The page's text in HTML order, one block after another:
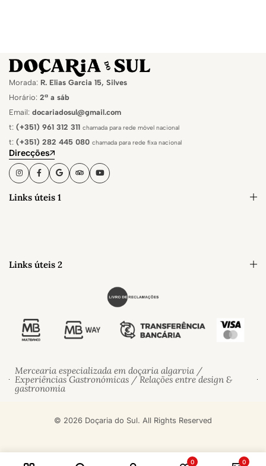
Morada: R. Elias Garcia 15, Silves
Horário: 2ª a sáb
Email: docariadosul@gmail.com
t: (+351) 961 312 311 chamada para rede móvel nacional
t: (+351) 282 445 080 chamada para rede fixa nacional
Direcções
Links úteis 1
Links úteis 2
Mercearia especializada em doçaria algarvia /
Experiências Gastronómicas / Relações entre design &
gastronomia
© 2026 Doçaria do Sul. All Rights Reserved
0 0